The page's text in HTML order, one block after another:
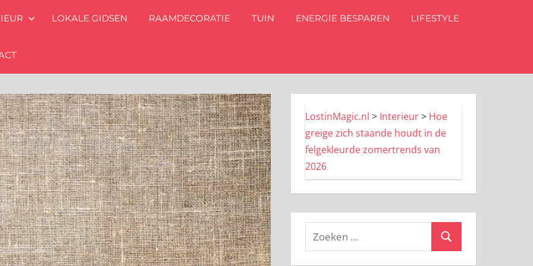
LOKALE GIDSEN RAAMDECORATIE TUIN ENERGIE BESPAREN LIFESTYLE
LostinMagic.nl > Interieur> Hoe
greige zich staande houdt in de
felgekleurde zomertrends van
2026
Zoeken
Zoeken